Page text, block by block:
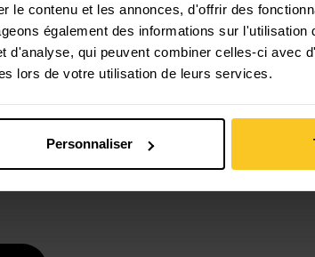
le contenu et les annonces, d'offrir des
également des informations sur l'utilisation
d'analyse, qui peuvent combiner celles-ci avec
lors de votre utilisation de leurs services.
Personnaliser
sécurisé avec Twint, Visa et plus
encore